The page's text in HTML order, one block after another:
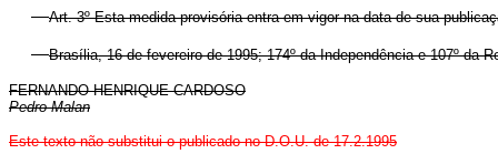
Art. 3º Esta medida provisória entra em vigor na data de sua
Brasília, 16 de fevereiro de 1995; 174º da Independência e 107º da
FERNANDO HENRIQUE CARDOSO
Pedro Malan
Este texto não substitui o publicado no D.O.U. de 17.2.1995